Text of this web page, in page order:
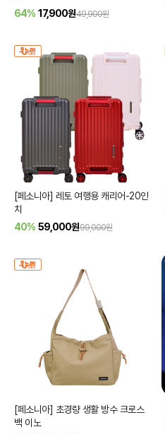
64% 17,900원49,900원
[페소니아] 레토 여행용 캐리어-20인
치
40% 59,000원99,000원
[페소니아] 초경량 생활 방수 크로스
백 이노